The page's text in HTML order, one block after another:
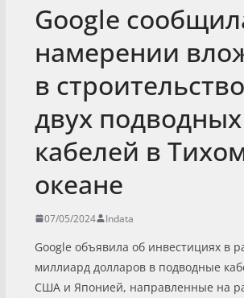
Google
намерении
в
двух подводных
кабелей в
океане
07/05/2024 Indata
Google объявила об инвестициях в
миллиард долларов в подводные
США и Японией, направленные на